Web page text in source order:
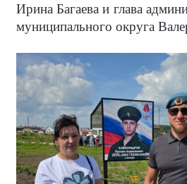
Ирина Багаева и глава
муниципального округа